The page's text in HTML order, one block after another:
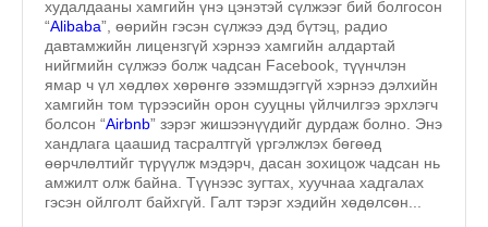
худалдааны хамгийн үнэ цэнэтэй сүлжээг бий болгосон
“Alibaba”, өөрийн гэсэн сүлжээ дэд бүтэц, радио
давтамжийн лицензгүй хэрнээ хамгийн алдартай
нийгмийн сүлжээ болж чадсан Facebook, түүнчлэн
ямар ч үл хөдлөх хөрөнгө эзэмшдэггүй хэрнээ дэлхийн
хамгийн том түрээсийн орон сууцны үйлчилгээ эрхлэгч
болсон “Airbnb” зэрэг жишээнүүдийг дурдаж болно. Энэ
хандлага цаашид тасралтгүй үргэлжлэх бөгөөд
өөрчлөлтийг түрүүлж мэдэрч, дасан зохицож чадсан нь
амжилт олж байна. Түүнээс зугтах, хуучнаа хадгалах
гэсэн ойлголт байхгүй. Галт тэрэг хэдийн хөдөлсөн...